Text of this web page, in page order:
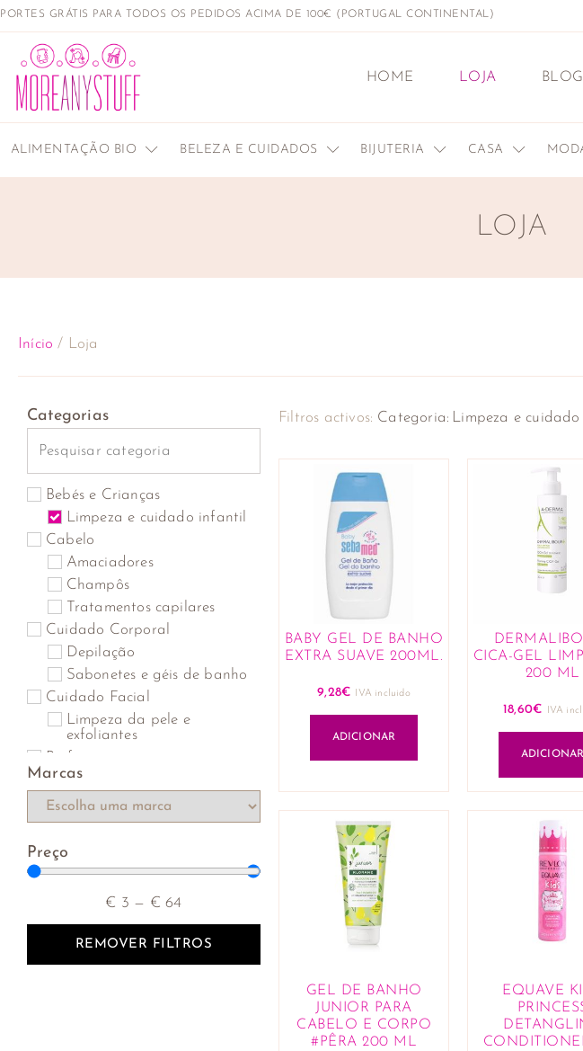
PORTES GRÁTIS PARA TODOS OS PEDIDOS ACIMA DE 100€ (PORTUGAL CONTINENTAL)
HOME LOJA BLOG
ALIMENTAÇÃO BIO BELEZA E CUIDADOS BIJUTERIA CASA
LOJA
Início / Loja
Categorias
Bebés e Crianças
Limpeza e cuidado infantil
Cabelo
Amaciadores
Champôs
Tratamentos capilares
Cuidado Corporal
Depilação
Sabonetes e géis de banho
Cuidado Facial
Limpeza da pele e
exfoliantes
Perfumaria
Perfumes Unissexo
Proteção solar
Marcas
Preço
€ 3 — €64
REMOVER FILTROS
Filtros activos: Categoria: Limpeza e
BABY GEL DE BANHO
EXTRA SUAVE 200ML.
9,28€ IVA incluido
ADICIONAR
CICA-GEL
200 ML
18,60€ IVA
ADICIONAR
GEL DE BANHO
JUNIOR PARA
CABELO E CORPO
#PÊRA 200 ML
EQUAVE